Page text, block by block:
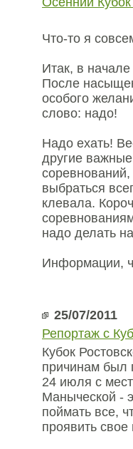
Что-то я
Итак, в
После
особого
слово: надо!
Надо ехать!
другие
выбраться
клевала.
надо делать
Информации,
25/07/2011
Репортаж с
Кубок
причинам был
24 июля с
Маныческой -
поймать все,
проявить свое